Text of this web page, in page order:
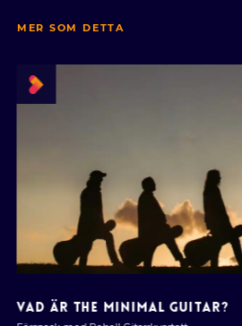
MER SOM DETTA
VAD ÄR THE MINIMAL GUITAR?